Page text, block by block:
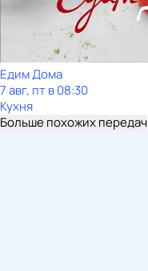
Едим Дома
7 авг, пт в 08:30
Кухня
Больше похожих передач